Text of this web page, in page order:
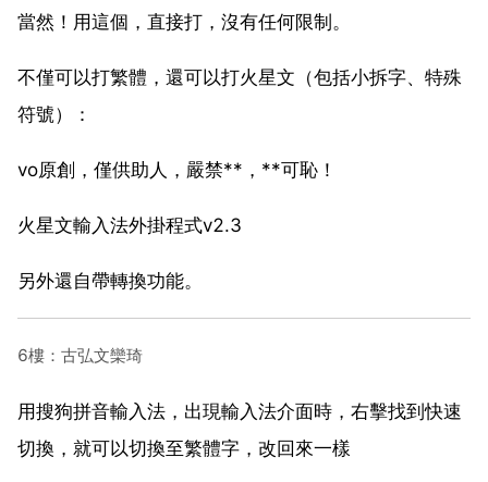
當然！用這個，直接打，沒有任何限制。
不僅可以打繁體，還可以打火星文（包括小拆字、特殊
符號）：
vo原創，僅供助人，嚴禁**，**可恥！
火星文輸入法外掛程式v2.3
另外還自帶轉換功能。
6樓：古弘文欒琦
用搜狗拼音輸入法，出現輸入法介面時，右擊找到快速
切換，就可以切換至繁體字，改回來一樣